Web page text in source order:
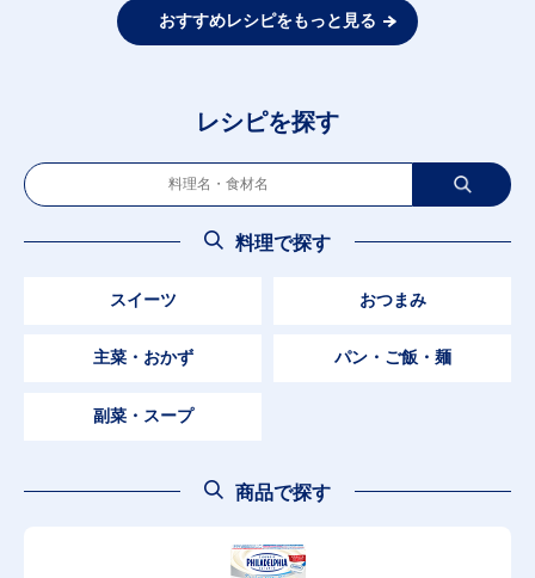
おすすめレシピをもっと見る
レシピを探す
料理で探す
スイーツ おつまみ
主菜・おかず パン・ご飯・麺
副菜・スープ
商品で探す